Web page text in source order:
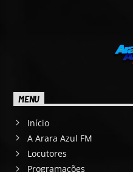
MENU
Início
A Arara Azul FM
Locutores
Programações